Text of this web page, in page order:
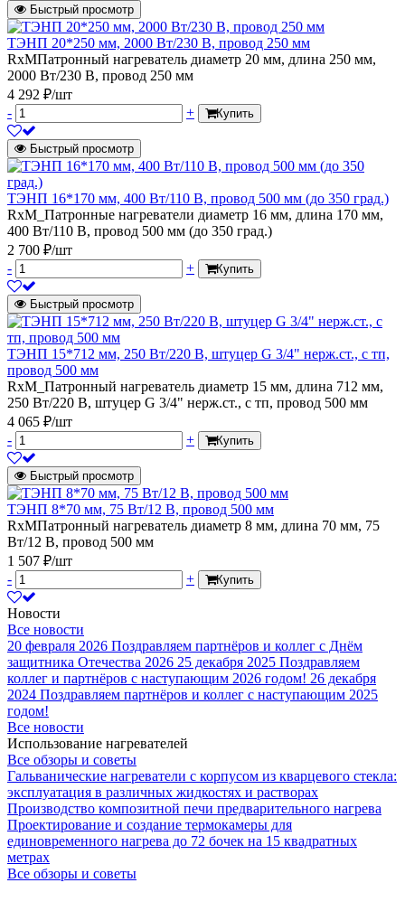
Быстрый просмотр
ТЭНП 20*250 мм, 2000 Вт/230 В, провод 250 мм
RxMПатронный нагреватель диаметр 20 мм, длина 250 мм,
2000 Вт/230 В, провод 250 мм
4 292 ₽/шт
-
+ Купить
Быстрый просмотр
ТЭНП 16*170 мм, 400 Вт/110 В, провод 500 мм (до 350 град.)
RxM_Патронные нагреватели диаметр 16 мм, длина 170 мм,
400 Вт/110 В, провод 500 мм (до 350 град.)
2 700 ₽/шт
-
+ Купить
Быстрый просмотр
ТЭНП 15*712 мм, 250 Вт/220 В, штуцер G 3/4" нерж.ст., с тп,
провод 500 мм
RxM_Патронный нагреватель диаметр 15 мм, длина 712 мм,
250 Вт/220 В, штуцер G 3/4" нерж.ст., с тп, провод 500 мм
4 065 ₽/шт
-
+ Купить
Быстрый просмотр
ТЭНП 8*70 мм, 75 Вт/12 В, провод 500 мм
RxMПатронный нагреватель диаметр 8 мм, длина 70 мм, 75
Вт/12 В, провод 500 мм
1 507 ₽/шт
-
+ Купить
Новости
Все новости
20 февраля 2026 Поздравляем партнёров и коллег с Днём
защитника Отечества 2026 25 декабря 2025 Поздравляем
коллег и партнёров с наступающим 2026 годом! 26 декабря
2024 Поздравляем партнёров и коллег с наступающим 2025
годом!
Все новости
Использование нагревателей
Все обзоры и советы
Гальванические нагреватели с корпусом из кварцевого стекла:
эксплуатация в различных жидкостях и растворах
Производство композитной печи предварительного нагрева
Проектирование и создание термокамеры для
единовременного нагрева до 72 бочек на 15 квадратных
метрах
Все обзоры и советы